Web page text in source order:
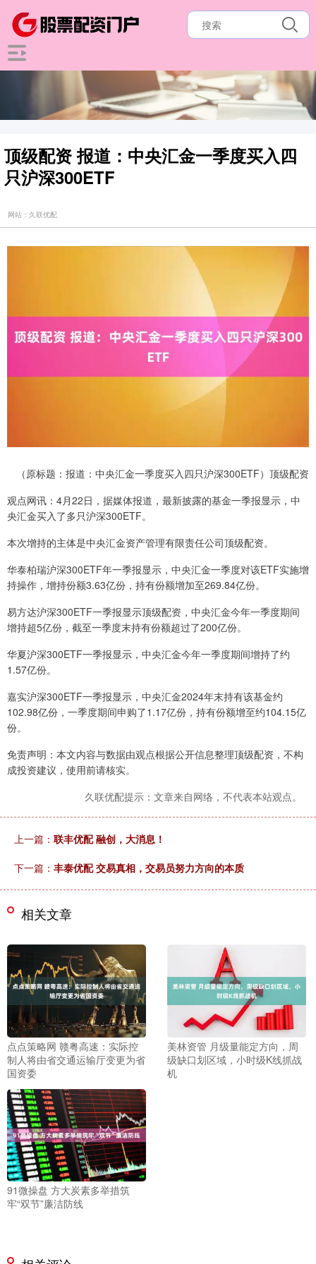
顶级配资 报道：中央汇金一季度买入四
只沪深300ETF
网站：久联优配
（原标题：报道：中央汇金一季度买入四只沪深300ETF）顶级配资
观点网讯：4月22日，据媒体报道，最新披露的基金一季报显示，中
央汇金买入了多只沪深300ETF。
本次增持的主体是中央汇金资产管理有限责任公司顶级配资。
华泰柏瑞沪深300ETF年一季报显示，中央汇金一季度对该ETF实施增
持操作，增持份额3.63亿份，持有份额增加至269.84亿份。
易方达沪深300ETF一季报显示顶级配资，中央汇金今年一季度期间
增持超5亿份，截至一季度末持有份额超过了200亿份。
华夏沪深300ETF一季报显示，中央汇金今年一季度期间增持了约
1.57亿份。
嘉实沪深300ETF一季报显示，中央汇金2024年末持有该基金约
102.98亿份，一季度期间申购了1.17亿份，持有份额增至约104.15亿
份。
免责声明：本文内容与数据由观点根据公开信息整理顶级配资，不构
成投资建议，使用前请核实。
久联优配提示：文章来自网络，不代表本站观点。
上一篇： 联丰优配 融创，大消息！
下一篇： 丰泰优配 交易真相，交易员努力方向的本质
相关文章
点点策略网 赣粤高速：实际控
制人将由省交通运输厅变更为省
国资委
美林资管 月级量能定方向，周
级缺口划区域，小时级K线抓战
机
91微操盘 方大炭素多举措筑
牢“双节”廉洁防线